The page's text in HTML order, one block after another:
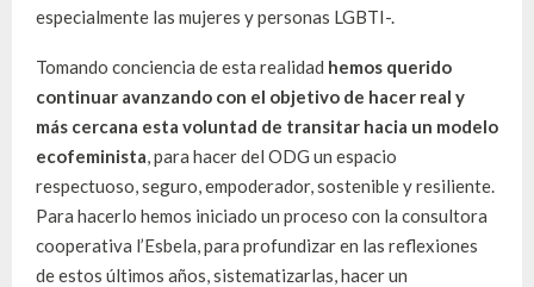
especialmente las mujeres y personas LGBTI-.
Tomando conciencia de esta realidad hemos querido
continuar avanzando con el objetivo de hacer real y
más cercana esta voluntad de transitar hacia un modelo
ecofeminista, para hacer del ODG un espacio
respectuoso, seguro, empoderador, sostenible y resiliente.
Para hacerlo hemos iniciado un proceso con la consultora
cooperativa l’Esbela, para profundizar en las reflexiones
de estos últimos años, sistematizarlas, hacer un